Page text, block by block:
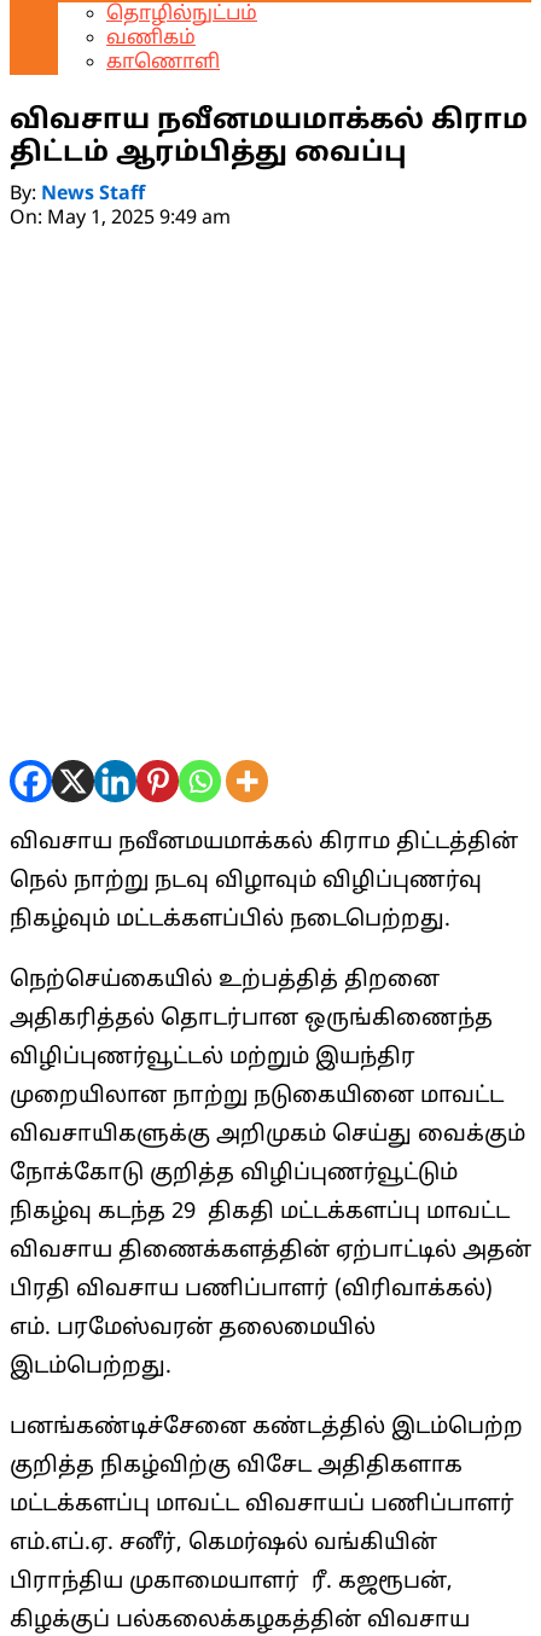
தொழில்நுட்பம்
வணிகம்
காணொளி
விவசாய நவீனமயமாக்கல் கிராம
திட்டம் ஆரம்பித்து வைப்பு
By: News Staff
On: May 1, 2025 9:49 am
விவசாய நவீனமயமாக்கல் கிராம திட்டத்தின்
நெல் நாற்று நடவு விழாவும் விழிப்புணர்வு
நிகழ்வும் மட்டக்களப்பில் நடைபெற்றது.
நெற்செய்கையில் உற்பத்தித் திறனை
அதிகரித்தல் தொடர்பான ஒருங்கிணைந்த
விழிப்புணர்வூட்டல் மற்றும் இயந்திர
முறையிலான நாற்று நடுகையினை மாவட்ட
விவசாயிகளுக்கு அறிமுகம் செய்து வைக்கும்
நோக்கோடு குறித்த விழிப்புணர்வூட்டும்
நிகழ்வு கடந்த 29 திகதி மட்டக்களப்பு மாவட்ட
விவசாய திணைக்களத்தின் ஏற்பாட்டில் அதன்
பிரதி விவசாய பணிப்பாளர் (விரிவாக்கல்)
எம். பரமேஸ்வரன் தலைமையில்
இடம்பெற்றது.
பனங்கண்டிச்சேனை கண்டத்தில் இடம்பெற்ற
குறித்த நிகழ்விற்கு விசேட அதிதிகளாக
மட்டக்களப்பு மாவட்ட விவசாயப் பணிப்பாளர்
எம்.எப்.ஏ. சனீர், கெமர்ஷல் வங்கியின்
பிராந்திய முகாமையாளர் ரீ. கஜரூபன்,
கிழக்குப் பல்கலைக்கழகத்தின் விவசாய